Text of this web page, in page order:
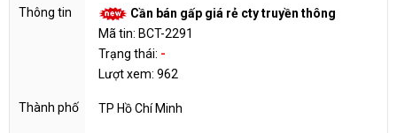
Cần bán gấp giá rẻ cty truyền thông
Mã tin: BCT-2291
Trạng thái: -
Lượt xem: 962
TP Hồ Chí Minh